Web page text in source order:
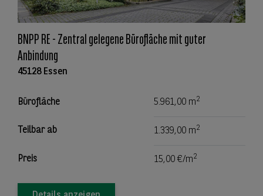
BNPP RE - Zentral gelegene Bürofläche mit guter
Anbindung
45128 Essen
Bürofläche 5.961,00 m2
Teilbar ab 1.339,00 m2
Preis 15,00 €/m2